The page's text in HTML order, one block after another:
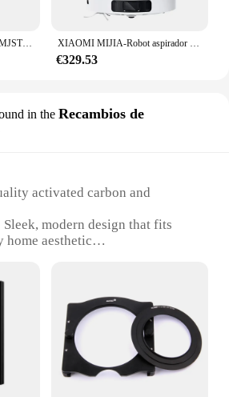
Xiaomi-Robot aspirador G1 MJSTG1 Mi para el hogar, aspiradora multifuncional 2 en 1 de 2024 Pa para limpieza de suelo, novedad de 2200 XIAOMI MIJIA-Robot aspirador autolimpiante 2 Pro, Robot de limpieza inteligente, herramientas de limpieza de 4000PA, eliminación de suciedad, navegación LDS para el hogar
€329.53
in the Recambios de
activated carbon and
modern design that fits
aesthetic
and odors
Property: High-efficiency
lifespan
Comes as a complete set,
install replacement filters
Ideal for anyone looking to
quality